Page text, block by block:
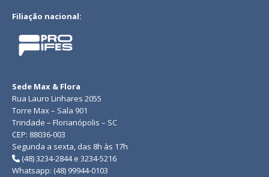
Filiação nacional:
Sede Max & Flora
Rua Lauro Linhares 2055
Torre Max – Sala 901
Trindade – Florianópolis – SC
CEP: 88036-003
Segunda a sexta, das 8h às 17h
(48) 3234-2844 e 3234-5216
Whatsapp: (48) 99944-0103